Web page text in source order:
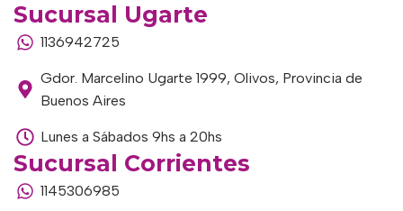
Sucursal Ugarte
1136942725
Gdor. Marcelino Ugarte 1999, Olivos, Provincia de
Buenos Aires
Lunes a Sábados 9hs a 20hs
Sucursal Corrientes
1145306985